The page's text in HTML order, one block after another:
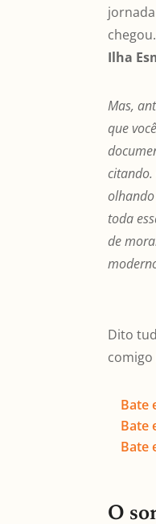
Ilha
Mas,
que
citando.
toda
de
Dito
Bate
Bate
Bate
O